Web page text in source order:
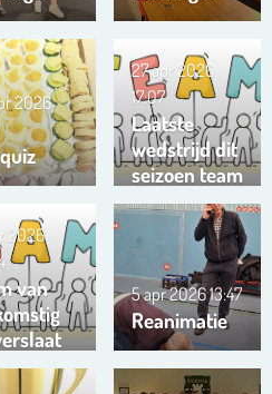
2026
Laatste
wedstrijd dit
seizoen team
Trianta 01
27 apr 2026
17:07
van
…
2026
Reanimatie
5 apr 202613:47